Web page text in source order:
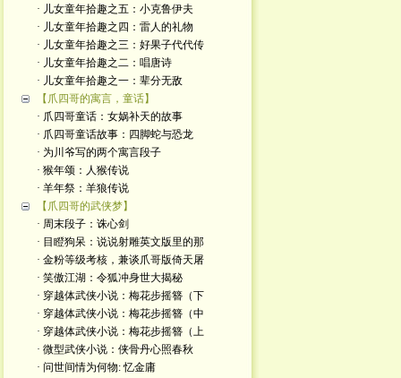
· 儿女童年拾趣之五：小克鲁伊夫
· 儿女童年拾趣之四：雷人的礼物
· 儿女童年拾趣之三：好果子代代传
· 儿女童年拾趣之二：唱唐诗
· 儿女童年拾趣之一：辈分无敌
【爪四哥的寓言，童话】
· 爪四哥童话：女娲补天的故事
· 爪四哥童话故事：四脚蛇与恐龙
· 为川爷写的两个寓言段子
· 猴年颂：人猴传说
· 羊年祭：羊狼传说
【爪四哥的武侠梦】
· 周末段子：诛心剑
· 目瞪狗呆：说说射雕英文版里的那
· 金粉等级考核，兼谈爪哥版倚天屠
· 笑傲江湖：令狐冲身世大揭秘
· 穿越体武侠小说：梅花步摇簪（下
· 穿越体武侠小说：梅花步摇簪（中
· 穿越体武侠小说：梅花步摇簪（上
· 微型武侠小说：侠骨丹心照春秋
· 问世间情为何物: 忆金庸